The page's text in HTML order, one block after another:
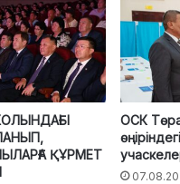
ҚҰРМЕТ
ОСК